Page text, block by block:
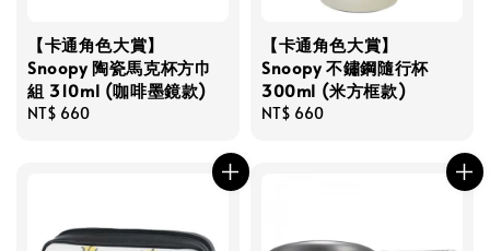
【卡通角色大賞】
Snoopy 陶瓷馬克杯方巾
組 310ml (咖啡墨鏡款)
Regular
NT$ 660
【卡通角色大賞】
Snoopy 不鏽鋼隨行杯
300ml (米方框款)
Regular
NT$ 660